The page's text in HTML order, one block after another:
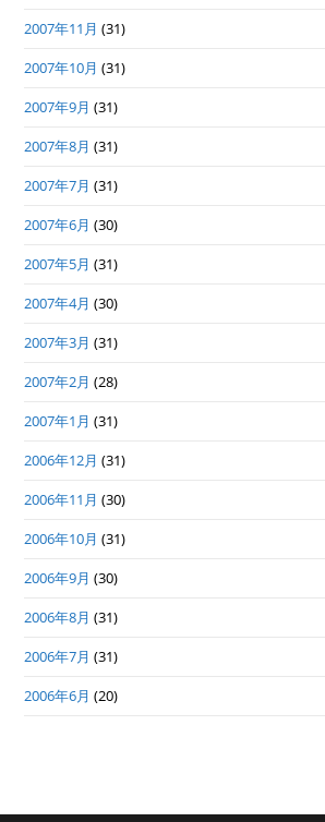
2007年11月 (31)
2007年10月 (31)
2007年9月 (31)
2007年8月 (31)
2007年7月 (31)
2007年6月 (30)
2007年5月 (31)
2007年4月 (30)
2007年3月 (31)
2007年2月 (28)
2007年1月 (31)
2006年12月 (31)
2006年11月 (30)
2006年10月 (31)
2006年9月 (30)
2006年8月 (31)
2006年7月 (31)
2006年6月 (20)